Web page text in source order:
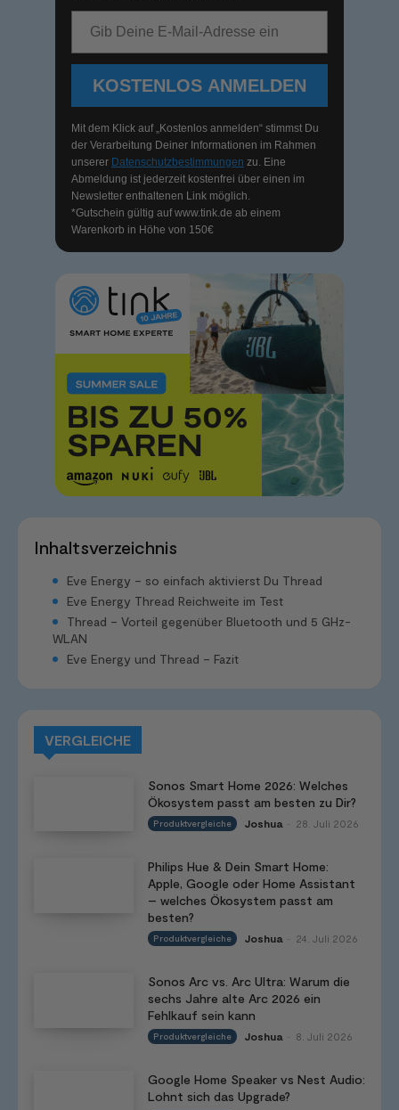
KOSTENLOS ANMELDEN
Mit dem Klick auf „Kostenlos anmelden“ stimmst Du
der Verarbeitung Deiner Informationen im Rahmen
unserer Datenschutzbestimmungen zu. Eine
Abmeldung ist jederzeit kostenfrei über einen im
Newsletter enthaltenen Link möglich.
*Gutschein gültig aufwww.tink.de ab einem
Warenkorb in Höhe von 150€
Inhaltsverzeichnis
Eve Energy – so einfach aktivierst Du Thread
Eve Energy Thread Reichweite im Test
Thread – Vorteil gegenüber Bluetooth und 5 GHz-
WLAN
Eve Energy und Thread – Fazit
VERGLEICHE
Sonos Smart Home 2026: Welches
Ökosystem passt am besten zu Dir?
Produktvergleiche Joshua 28. Juli 2026
Philips Hue & Dein Smart Home:
Apple, Google oder Home Assistant
– welches Ökosystem passt am
besten?
Produktvergleiche Joshua 24. Juli 2026
Sonos Arc vs. Arc Ultra: Warum die
sechs Jahre alte Arc 2026 ein
Fehlkauf sein kann
Produktvergleiche Joshua 8. Juli 2026
Google Home Speaker vs Nest Audio:
Lohnt sich das Upgrade?